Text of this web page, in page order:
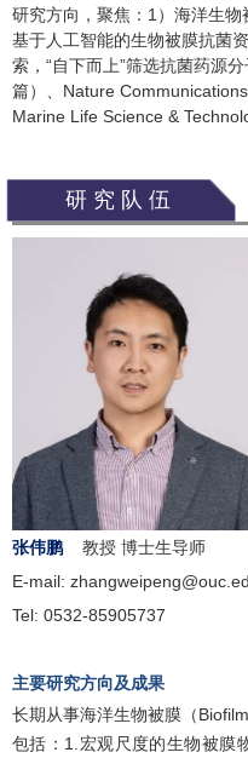
研究方向，聚焦：1）海洋生物
基于人工智能的生物被膜抗菌
索，“自下而上”筛选抗菌药源
篇）、Nature
Marine Life Science &
研究队伍
张伟鹏 教授 博士生导师
E-mail:
Tel: 0532-85905737
主要研究方向及成果
长期从事海洋生物被膜（
包括： 1. 宏观尺度的生物被膜